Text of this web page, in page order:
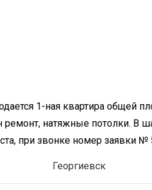
1-ная квартира общей
натяжные потолки. В
при звонке номер заявки
Георгиевск